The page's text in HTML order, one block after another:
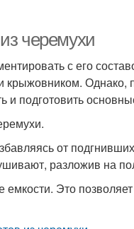
черемухи
с его
крыжовником. Однако,
и подготовить
от
разложив на
Это